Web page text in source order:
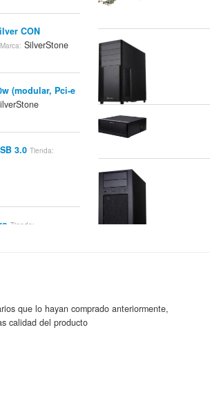
CON
Marca: SilverStone
(modular, Pci-e
3.0 Tienda:
Tienda:
(modular,
que lo hayan comprado anteriormente,
calidad del producto